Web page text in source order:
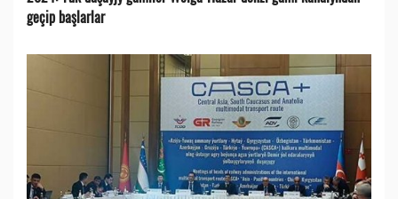
geçip başlarlar